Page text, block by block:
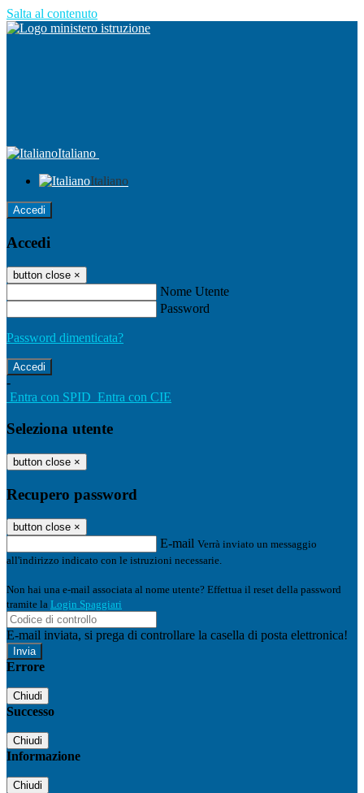
Salta al contenuto
Italiano
Italiano
Accedi
Accedi
button close ×
Nome Utente
Password
Password dimenticata?
-
Entra con SPID Entra con CIE
Seleziona utente
button close ×
Recupero password
button close ×
E-mail Verrà inviato un messaggio
all'indirizzo indicato con le istruzioni necessarie.
Non hai una e-mail associata al nome utente? Effettua il reset della password
tramite la Login Spaggiari
E-mail inviata, si prega di controllare la casella di posta elettronica!
Errore
Chiudi
Successo
Chiudi
Informazione
Chiudi